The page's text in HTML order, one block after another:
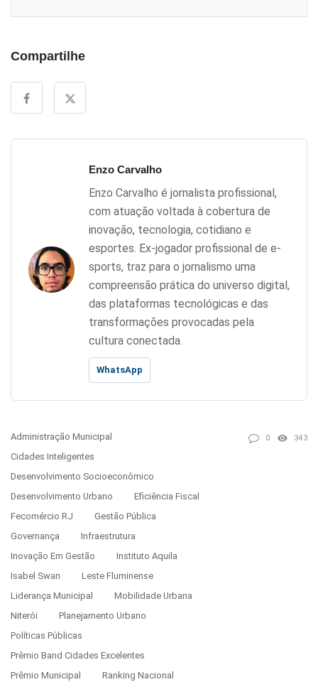
Compartilhe
Enzo Carvalho
Enzo Carvalho é jornalista profissional,
com atuação voltada à cobertura de
inovação, tecnologia, cotidiano e
esportes. Ex-jogador profissional de e-
sports, traz para o jornalismo uma
compreensão prática do universo digital,
das plataformas tecnológicas e das
transformações provocadas pela
cultura conectada.
WhatsApp
Administração Municipal
Cidades Inteligentes
Desenvolvimento Socioeconômico
Desenvolvimento Urbano
Eficiência Fiscal
Fecomércio RJ
Gestão Pública
Governança
Infraestrutura
Inovação Em Gestão
Instituto Aquila
Isabel Swan
Leste Fluminense
Liderança Municipal
Mobilidade Urbana
Niterói
Planejamento Urbano
Políticas Públicas
Prêmio Band Cidades Excelentes
Prêmio Municipal
Ranking Nacional
0 343